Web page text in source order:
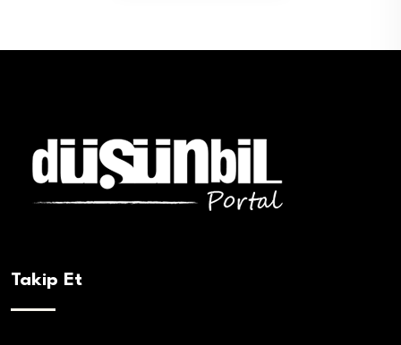
Takip Et